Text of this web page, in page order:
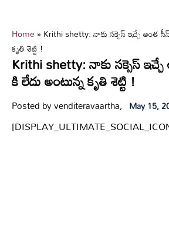
Home»Krithi shetty: నాకు సక్సెస్ ఇచ్చే అంత
కృతి శెట్టి !
Krithi shetty: నాకు సక్సెస్
కి లేదు అంటున్న కృతి శెట్టి !
Posted by venditeravaartha, May 15,